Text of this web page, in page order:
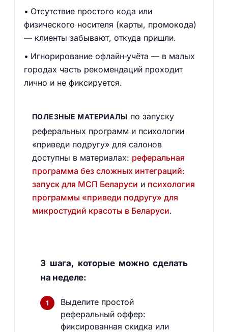
Отсутствие простого кода или
физического носителя (карты, промокода)
— клиенты забывают, откуда пришли.
Игнорирование офлайн‑учёта — в малых
городах часть рекомендаций проходит
лично и не фиксируется.
ПОЛЕЗНЫЕ МАТЕРИАЛЫ по запуску
реферальных программ и психологии
«приведи подругу» для салонов
доступны в материалах: реферальная
программа без сложных интеграций:
запуск для МСП Беларуси и психология
программы «приведи подругу» для
микростудий красоты в Беларуси.
3 шага, которые можно сделать
на неделе:
Выделите простой
реферальный оффер:
фиксированная скидка или